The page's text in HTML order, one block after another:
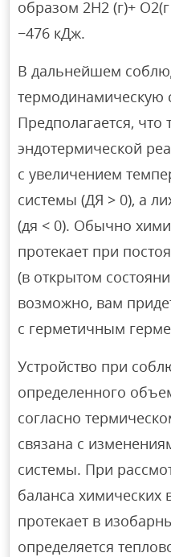
образом 2Н2 (г)+
−476 кДж.
В дальнейшем
термодинамическую
Предполагается, что
эндотермической
с увеличением
системы (ДЯ > 0), а
(дя < 0). Обычно
протекает при
(в открытом
возможно, вам
с герметичным
Устройство при
определенного
согласно
связана с
системы. При
баланса химических
протекает в
определяется